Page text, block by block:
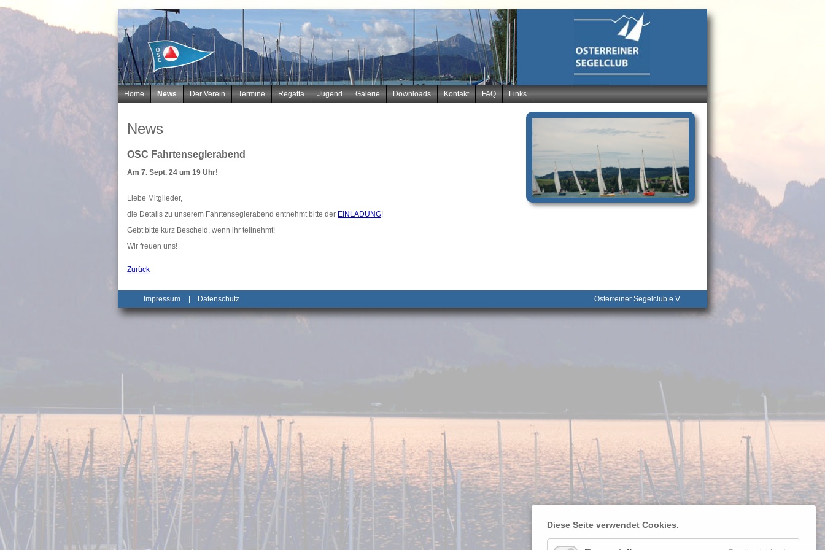
Navigation
Home News Der Verein Termine Regatta Jugend Galerie Downloads Kontakt FAQ Links
News
OSC Fahrtenseglerabend
Am 7. Sept. 24 um 19 Uhr!
Liebe Mitglieder,
die Details zu unserem Fahrtenseglerabend entnehmt bitte der EINLADUNG!
Gebt bitte kurz Bescheid, wenn ihr teilnehmt!
Wir freuen uns!
Zurück
Impressum Datenschutz Osterreiner Segelclub e.V.
Diese Seite verwendet Cookies.